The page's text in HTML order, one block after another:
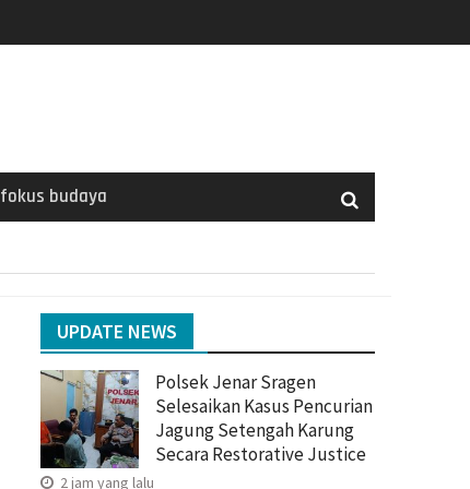
fokus budaya
UPDATE NEWS
Polsek Jenar Sragen
Selesaikan Kasus Pencurian
Jagung Setengah Karung
Secara Restorative Justice
2 jam yang lalu